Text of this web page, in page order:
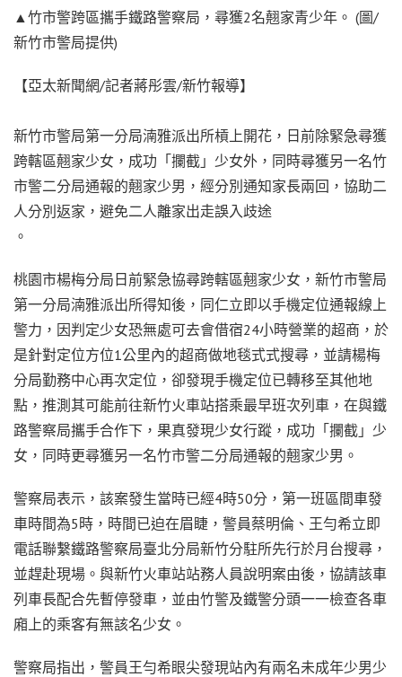
▲竹市警跨區攜手鐵路警察局，尋獲2名翹家青少年。 (圖/
新竹市警局提供)
【亞太新聞網/記者蔣彤雲/新竹報導】
新竹市警局第一分局湳雅派出所槓上開花，日前除緊急尋獲
跨轄區翹家少女，成功「攔截」少女外，同時尋獲另一名竹
市警二分局通報的翹家少男，經分別通知家長兩回，協助二
人分別返家，避免二人離家出走誤入歧途
。
桃園市楊梅分局日前緊急協尋跨轄區翹家少女，新竹市警局
第一分局湳雅派出所得知後，同仁立即以手機定位通報線上
警力，因判定少女恐無處可去會借宿24小時營業的超商，於
是針對定位方位1公里內的超商做地毯式式搜尋，並請楊梅
分局勤務中心再次定位，卻發現手機定位已轉移至其他地
點，推測其可能前往新竹火車站搭乘最早班次列車，在與鐵
路警察局攜手合作下，果真發現少女行蹤，成功「攔截」少
女，同時更尋獲另一名竹市警二分局通報的翹家少男。
警察局表示，該案發生當時已經4時50分，第一班區間車發
車時間為5時，時間已迫在眉睫，警員蔡明倫、王勻希立即
電話聯繫鐵路警察局臺北分局新竹分駐所先行於月台搜尋，
並趕赴現場。與新竹火車站站務人員說明案由後，協請該車
列車長配合先暫停發車，並由竹警及鐵警分頭一一檢查各車
廂上的乘客有無該名少女。
警察局指出，警員王勻希眼尖發現站內有兩名未成年少男少